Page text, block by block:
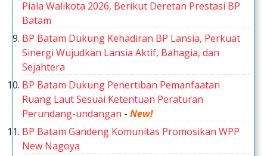
Piala Walikota 2026, Berikut Deretan Prestasi BP
Batam
BP Batam Dukung Kehadiran BP Lansia, Perkuat
Sinergi Wujudkan Lansia Aktif, Bahagia, dan
Sejahtera
BP Batam Dukung Penertiban Pemanfaatan
Ruang Laut Sesuai Ketentuan Peraturan
Perundang-undangan -New!
BP Batam Gandeng Komunitas Promosikan WPP
New Nagoya